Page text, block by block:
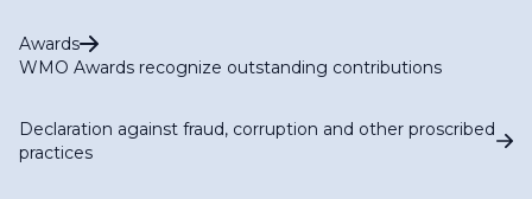
Awards
WMO Awards recognize outstanding contributions
Declaration against fraud, corruption and other proscribed
practices